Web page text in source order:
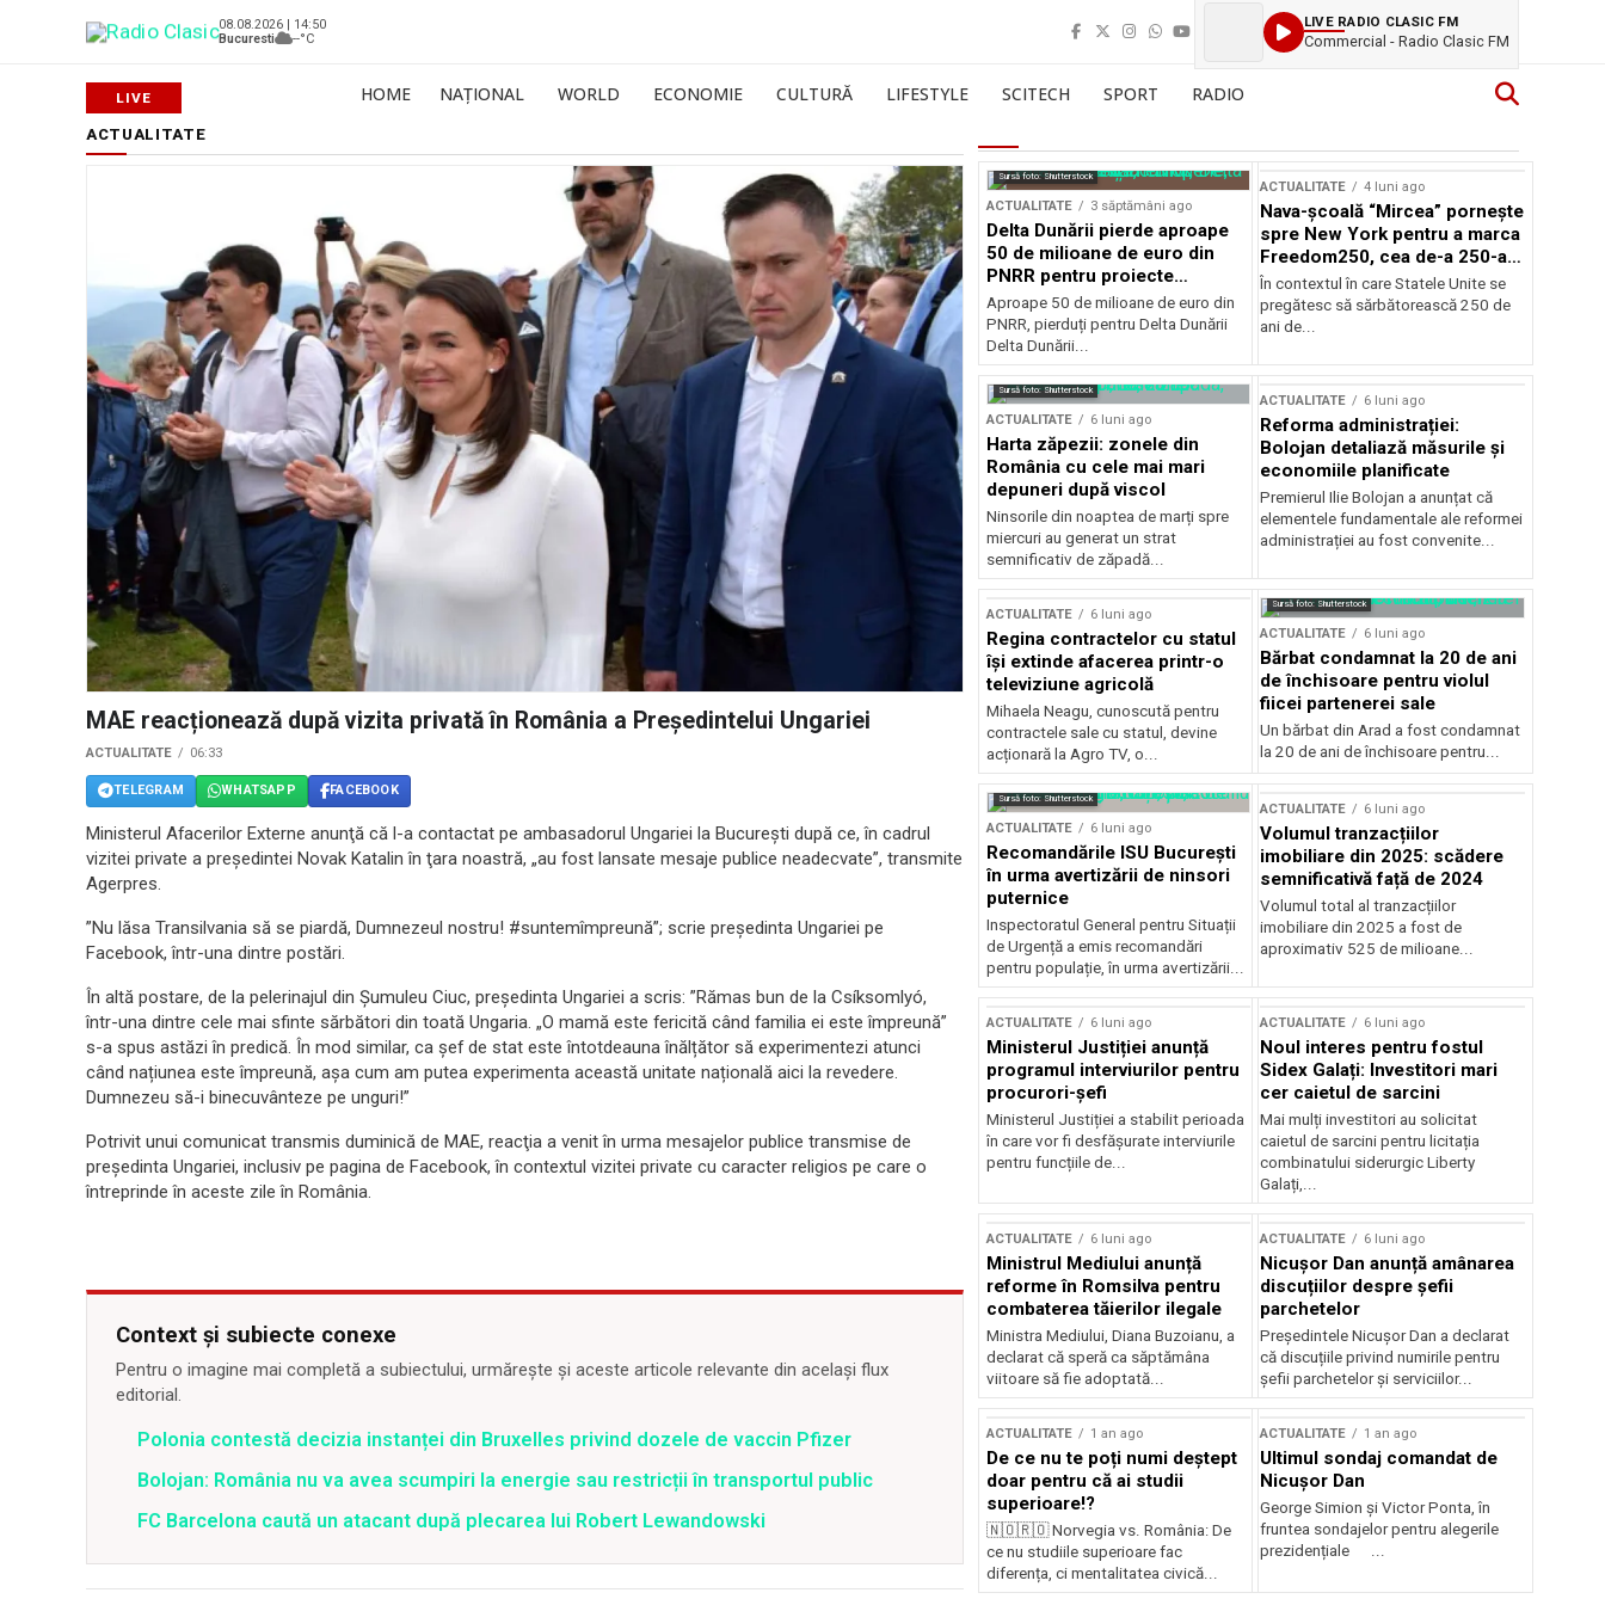
08.08.2026 | 14:50
Bucuresti
--°C
LIVE RADIO CLASIC FM
Commercial - Radio Clasic FM
HOME NAȚIONAL WORLD ECONOMIE CULTURĂ LIFESTYLE SCITECH SPORT RADIO
ACTUALITATE
MAE reacționează după vizita privată în România a Președintelui Ungariei
ACTUALITATE 06:33
TELEGRAM WHATSAPP FACEBOOK
Ministerul Afacerilor Externe anunţă că l-a contactat pe ambasadorul Ungariei la Bucureşti după ce, în cadrul
vizitei private a preşedintei Novak Katalin în ţara noastră, „au fost lansate mesaje publice neadecvate”, transmite
Agerpres.
”Nu lăsa Transilvania să se piardă, Dumnezeul nostru! #suntemîmpreună”; scrie președinta Ungariei pe
Facebook, într-una dintre postări.
În altă postare, de la pelerinajul din Șumuleu Ciuc, președinta Ungariei a scris: ”Rămas bun de la Csíksomlyó,
într-una dintre cele mai sfinte sărbători din toată Ungaria. „O mamă este fericită când familia ei este împreună”
s-a spus astăzi în predică. În mod similar, ca șef de stat este întotdeauna înălțător să experimentezi atunci
când națiunea este împreună, așa cum am putea experimenta această unitate națională aici la revedere.
Dumnezeu să-i binecuvânteze pe unguri!”
Potrivit unui comunicat transmis duminică de MAE, reacţia a venit în urma mesajelor publice transmise de
preşedinta Ungariei, inclusiv pe pagina de Facebook, în contextul vizitei private cu caracter religios pe care o
întreprinde în aceste zile în România.
Context și subiecte conexe
Pentru o imagine mai completă a subiectului, urmărește și aceste articole relevante din același flux
editorial.
Polonia contestă decizia instanței din Bruxelles privind dozele de vaccin Pfizer
Bolojan: România nu va avea scumpiri la energie sau restricții în transportul public
FC Barcelona caută un atacant după plecarea lui Robert Lewandowski
Sursă foto: Shutterstock
ACTUALITATE 3 săptămâni ago
Delta Dunării pierde aproape
50 de milioane de euro din
PNRR pentru proiecte
esențiale
Aproape 50 de milioane de euro din
PNRR, pierduți pentru Delta Dunării
Delta Dunării...
ACTUALITATE 4 luni ago
Nava-școală “Mircea” pornește
spre New York pentru a marca
Freedom250, cea de-a 250-a
aniversare a Statelor Unite
În contextul în care Statele Unite se
pregătesc să sărbătorească 250 de
ani de...
Sursă foto: Shutterstock
ACTUALITATE 6 luni ago
Harta zăpezii: zonele din
România cu cele mai mari
depuneri după viscol
Ninsorile din noaptea de marți spre
miercuri au generat un strat
semnificativ de zăpadă...
ACTUALITATE 6 luni ago
Reforma administrației:
Bolojan detaliază măsurile și
economiile planificate
Premierul Ilie Bolojan a anunțat că
elementele fundamentale ale reformei
administrației au fost convenite...
ACTUALITATE 6 luni ago
Regina contractelor cu statul
își extinde afacerea printr-o
televiziune agricolă
Mihaela Neagu, cunoscută pentru
contractele sale cu statul, devine
acționară la Agro TV, o...
Sursă foto: Shutterstock
ACTUALITATE 6 luni ago
Bărbat condamnat la 20 de ani
de închisoare pentru violul
fiicei partenerei sale
Un bărbat din Arad a fost condamnat
la 20 de ani de închisoare pentru...
Sursă foto: Shutterstock
ACTUALITATE 6 luni ago
Recomandările ISU București
în urma avertizării de ninsori
puternice
Inspectoratul General pentru Situații
de Urgență a emis recomandări
pentru populație, în urma avertizării...
ACTUALITATE 6 luni ago
Volumul tranzacțiilor
imobiliare din 2025: scădere
semnificativă față de 2024
Volumul total al tranzacțiilor
imobiliare din 2025 a fost de
aproximativ 525 de milioane...
ACTUALITATE 6 luni ago
Ministerul Justiției anunță
programul interviurilor pentru
procurori-șefi
Ministerul Justiției a stabilit perioada
în care vor fi desfășurate interviurile
pentru funcțiile de...
ACTUALITATE 6 luni ago
Noul interes pentru fostul
Sidex Galați: Investitori mari
cer caietul de sarcini
Mai mulți investitori au solicitat
caietul de sarcini pentru licitația
combinatului siderurgic Liberty
Galați,...
ACTUALITATE 6 luni ago
Ministrul Mediului anunță
reforme în Romsilva pentru
combaterea tăierilor ilegale
Ministra Mediului, Diana Buzoianu, a
declarat că speră ca săptămâna
viitoare să fie adoptată...
ACTUALITATE 6 luni ago
Nicușor Dan anunță amânarea
discuțiilor despre șefii
parchetelor
Președintele Nicușor Dan a declarat
că discuțiile privind numirile pentru
șefii parchetelor și serviciilor...
ACTUALITATE 1 an ago
De ce nu te poți numi deștept
doar pentru că ai studii
superioare!?
🇳🇴🇷🇴 Norvegia vs. România: De
ce nu studiile superioare fac
diferența, ci mentalitatea civică...
ACTUALITATE 1 an ago
Ultimul sondaj comandat de
Nicușor Dan
George Simion și Victor Ponta, în
fruntea sondajelor pentru alegerile
prezidențiale ...